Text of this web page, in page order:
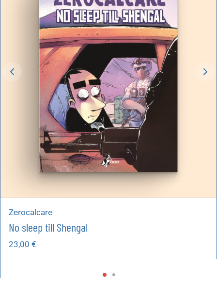
Zerocalcare
No sleep till Shengal
23,00 €